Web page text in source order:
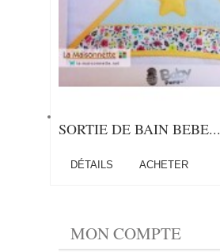
SORTIE DE BAIN BEBE...
DÉTAILS ACHETER
MON COMPTE